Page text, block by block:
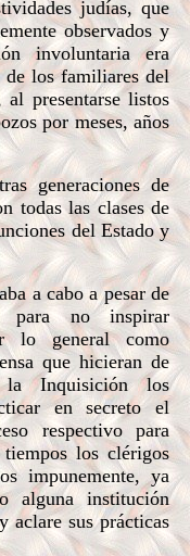
judías, que
observados y
involuntaria era
de los familiares del
presentarse listos
por meses, años
generaciones de
todas las clases de
del Estado y
a cabo a pesar de
para no inspirar
lo general como
que hicieran de
Inquisición los
en secreto el
respectivo para
los clérigos
impunemente, ya
alguna institución
aclare sus prácticas